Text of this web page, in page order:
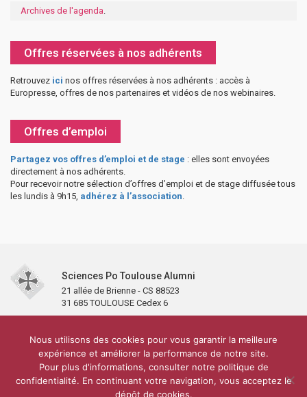
Archives de l'agenda.
Offres réservées à nos adhérents
Retrouvez ici nos offres réservées à nos adhérents : accès à
Europresse, offres de nos partenaires et vidéos de nos webinaires.
Offres d’emploi
Partagez vos offres d’emploi et de stage : elles sont envoyées
directement à nos adhérents.
Pour recevoir notre sélection d’offres d’emploi et de stage diffusée tous
les lundis à 9h15, adhérez à l’association.
Sciences Po Toulouse Alumni
21 allée de Brienne - CS 88523
31 685 TOULOUSE Cedex 6
Partenaires et soutiens
Lettre d’information
Réseaux sociaux
Sciences Po Toulouse
Carré Alumni de la bibliothèque de Sciences Po Toulouse
10 000 diplômés
Réseau ScPo
Mentions légales Politique de confidentialité
Plan du site
Nous utilisons des cookies pour vous garantir la meilleure
expérience et améliorer la performance de notre site.
Pour plus d'informations, consulter notre politique de
confidentialité. En continuant votre navigation, vous acceptez le
dépôt de cookies.